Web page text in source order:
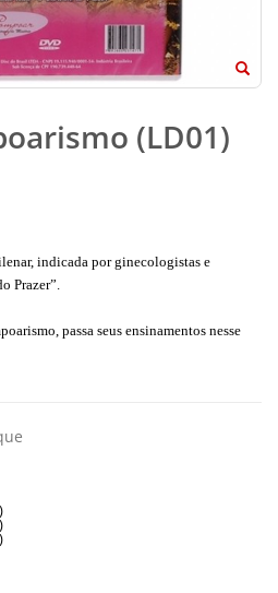
(LD01)
indicada por ginecologistas e
Prazer”.
passa seus ensinamentos nesse